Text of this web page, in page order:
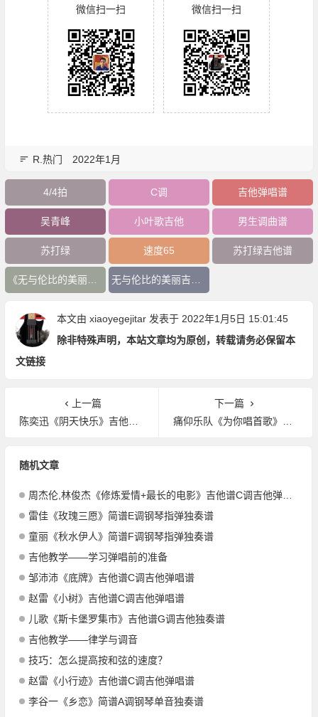
微信扫一扫
微信扫一扫
R.热门 2022年1月
4/4拍 C调 吉他弹唱谱
吴青峰 小叶歌吉他 男生调曲谱
苏打绿 速度65 苏打绿吉他谱
本文由 xiaoyegejitar发表于 2022年1月5日 15:01:45
除非特殊声明，本站文章均为原创，转载请务必保留本
文链接
上一篇
陈奕迅《阴天快乐》吉他谱G调吉他弹唱谱
下一篇
痛仰乐队《为你唱首歌》吉他谱G调吉他弹唱谱
随机文章
周杰伦,林俊杰《修炼爱情+最长的电影》吉他谱C调吉他弹唱谱
雷佳《玫瑰三愿》简谱E调钢琴指弹独奏谱
童丽《秋水伊人》简谱F调钢琴指弹独奏谱
吉他教学——学习弹唱前的准备
邹沛沛《底牌》吉他谱C调吉他弹唱谱
赵雷《小树》吉他谱C调吉他弹唱谱
儿歌《斯卡堡罗集市》吉他谱G调吉他独奏谱
吉他教学——律学与调音
技巧：怎么提高按和弦的速度？
赵雷《小行迹》吉他谱C调吉他弹唱谱
李谷一《乡恋》简谱A调钢琴单音独奏谱